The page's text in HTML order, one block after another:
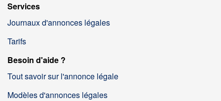
Services
Journaux d'annonces légales
Tarifs
Besoin d'aide ?
Tout savoir sur l'annonce légale
Modèles d'annonces légales